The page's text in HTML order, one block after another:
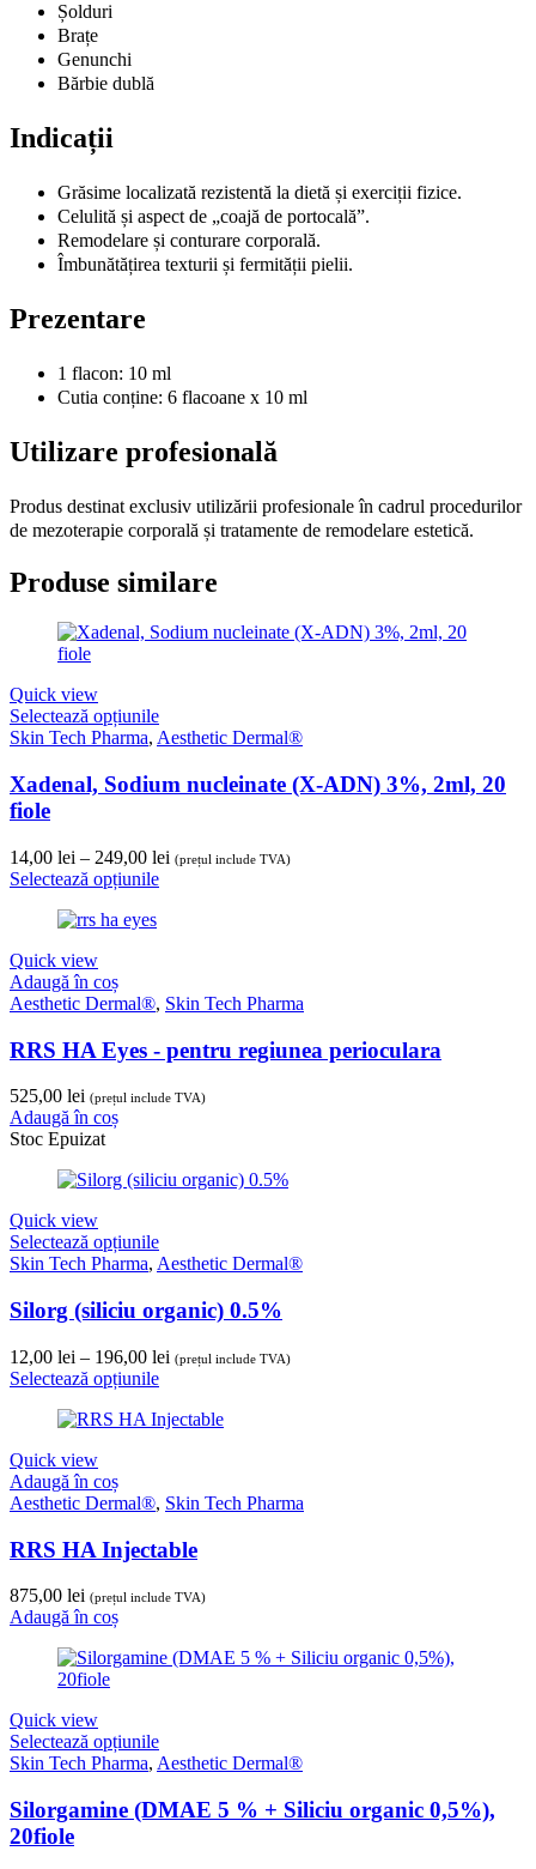
Șolduri
Brațe
Genunchi
Bărbie dublă
Indicații
Grăsime localizată rezistentă la dietă și exerciții fizice.
Celulită și aspect de „coajă de portocală”.
Remodelare și conturare corporală.
Îmbunătățirea texturii și fermității pielii.
Prezentare
1 flacon: 10 ml
Cutia conține: 6 flacoane x 10 ml
Utilizare profesională
Produs destinat exclusiv utilizării profesionale în cadrul procedurilor
de mezoterapie corporală și tratamente de remodelare estetică.
Produse similare
Quick view
Selectează opțiunile
Skin Tech Pharma, Aesthetic Dermal®
Xadenal, Sodium nucleinate (X-ADN) 3%, 2ml, 20
fiole
14,00 lei – 249,00 lei Interval
(prețul include TVA)
Selectează opțiunile
Quick view
Adaugă în coș
Aesthetic Dermal®, Skin Tech Pharma
RRS HA Eyes - pentru regiunea perioculara
525,00 lei (prețul include TVA)
Adaugă în coș
Stoc Epuizat
Quick view
Selectează opțiunile
Skin Tech Pharma, Aesthetic Dermal®
Silorg (siliciu organic) 0.5%
12,00 lei – 196,00 lei Interval
12,00 lei
(prețul include TVA)
Selectează opțiunile
Quick view
Adaugă în coș
Aesthetic Dermal®, Skin Tech Pharma
RRS HA Injectable
875,00 lei (prețul include TVA)
Adaugă în coș
Quick view
Selectează opțiunile
Skin Tech Pharma, Aesthetic Dermal®
Silorgamine (DMAE 5 % + Siliciu organic 0,5%),
20fiole